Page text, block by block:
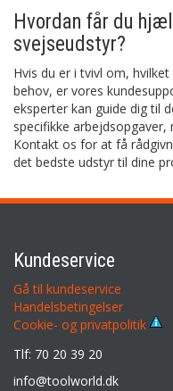
Hvordan får du
svejseudstyr?
Hvis du er i tvivl om,
behov, er vores
eksperter kan guide dig til
specifikke
Kontakt os for at få
det bedste udstyr til dine
Kundeservice
Gå til kundeservice
Handelsbetingelser
Cookie- og privatpolitik
Tlf: 70 20 39 20
info@toolworld.dk